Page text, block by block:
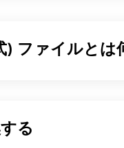
) ファイルとは
より、JPEG、ロスレ
保存
る